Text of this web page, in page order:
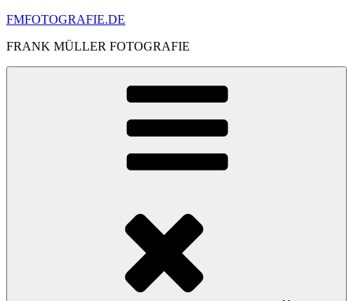
Skip
content
FMFOTOGRAFIE.DE
FRANK MÜLLER FOTOGRAFIE